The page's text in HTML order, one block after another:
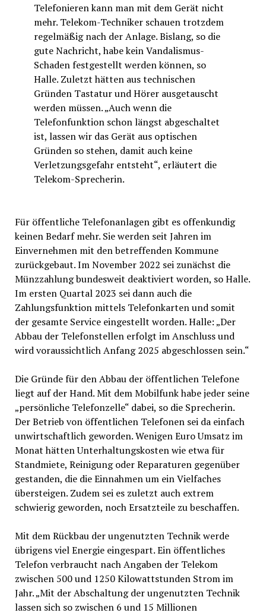
Telefonieren kann man mit dem Gerät nicht
mehr. Telekom-Techniker schauen trotzdem
regelmäßig nach der Anlage. Bislang, so die
gute Nachricht, habe kein Vandalismus-
Schaden festgestellt werden können, so
Halle. Zuletzt hätten aus technischen
Gründen Tastatur und Hörer ausgetauscht
werden müssen. „Auch wenn die
Telefonfunktion schon längst abgeschaltet
ist, lassen wir das Gerät aus optischen
Gründen so stehen, damit auch keine
Verletzungsgefahr entsteht“, erläutert die
Telekom-Sprecherin.
Für öffentliche Telefonanlagen gibt es offenkundig
keinen Bedarf mehr. Sie werden seit Jahren im
Einvernehmen mit den betreffenden Kommune
zurückgebaut. Im November 2022 sei zunächst die
Münzzahlung bundesweit deaktiviert worden, so Halle.
Im ersten Quartal 2023 sei dann auch die
Zahlungsfunktion mittels Telefonkarten und somit
der gesamte Service eingestellt worden. Halle: „Der
Abbau der Telefonstellen erfolgt im Anschluss und
wird voraussichtlich Anfang 2025 abgeschlossen sein.“
Die Gründe für den Abbau der öffentlichen Telefone
liegt auf der Hand. Mit dem Mobilfunk habe jeder seine
„persönliche Telefonzelle“ dabei, so die Sprecherin.
Der Betrieb von öffentlichen Telefonen sei da einfach
unwirtschaftlich geworden. Wenigen Euro Umsatz im
Monat hätten Unterhaltungskosten wie etwa für
Standmiete, Reinigung oder Reparaturen gegenüber
gestanden, die die Einnahmen um ein Vielfaches
übersteigen. Zudem sei es zuletzt auch extrem
schwierig geworden, noch Ersatzteile zu beschaffen.
Mit dem Rückbau der ungenutzten Technik werde
übrigens viel Energie eingespart. Ein öffentliches
Telefon verbraucht nach Angaben der Telekom
zwischen 500 und 1250 Kilowattstunden Strom im
Jahr. „Mit der Abschaltung der ungenutzten Technik
lassen sich so zwischen 6 und 15 Millionen